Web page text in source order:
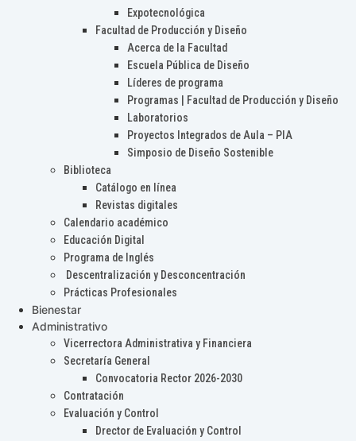
Expotecnológica
Facultad de Producción y Diseño
Acerca de la Facultad
Escuela Pública de Diseño
Líderes de programa
Programas | Facultad de Producción y Diseño
Laboratorios
Proyectos Integrados de Aula – PIA
Simposio de Diseño Sostenible
Biblioteca
Catálogo en línea
Revistas digitales
Calendario académico
Educación Digital
Programa de Inglés
Descentralización y Desconcentración
Prácticas Profesionales
Bienestar
Administrativo
Vicerrectora Administrativa y Financiera
Secretaría General
Convocatoria Rector 2026-2030
Contratación
Evaluación y Control
Drector de Evaluación y Control